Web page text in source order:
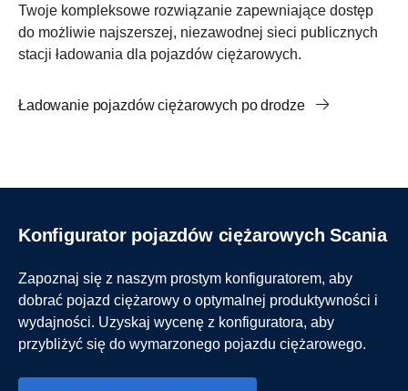
Twoje kompleksowe rozwiązanie zapewniające dostęp
do możliwie najszerszej, niezawodnej sieci publicznych
stacji ładowania dla pojazdów ciężarowych.
Ładowanie pojazdów ciężarowych po drodze
Konfigurator pojazdów ciężarowych Scania
Zapoznaj się z naszym prostym konfiguratorem, aby
dobrać pojazd ciężarowy o optymalnej produktywności i
wydajności. Uzyskaj wycenę z konfiguratora, aby
przybliżyć się do wymarzonego pojazdu ciężarowego.